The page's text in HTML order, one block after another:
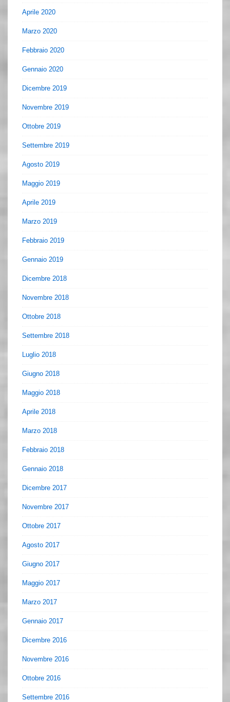
Aprile 2020
Marzo 2020
Febbraio 2020
Gennaio 2020
Dicembre 2019
Novembre 2019
Ottobre 2019
Settembre 2019
Agosto 2019
Maggio 2019
Aprile 2019
Marzo 2019
Febbraio 2019
Gennaio 2019
Dicembre 2018
Novembre 2018
Ottobre 2018
Settembre 2018
Luglio 2018
Giugno 2018
Maggio 2018
Aprile 2018
Marzo 2018
Febbraio 2018
Gennaio 2018
Dicembre 2017
Novembre 2017
Ottobre 2017
Agosto 2017
Giugno 2017
Maggio 2017
Marzo 2017
Gennaio 2017
Dicembre 2016
Novembre 2016
Ottobre 2016
Settembre 2016